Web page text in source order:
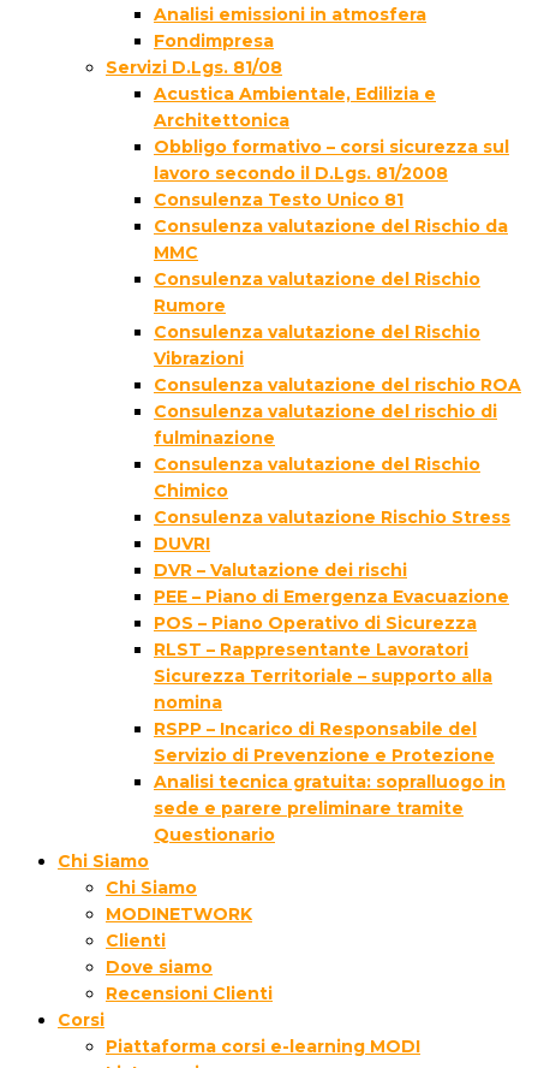
Analisi emissioni in atmosfera
Fondimpresa
Servizi D.Lgs. 81/08
Acustica Ambientale, Edilizia e
Architettonica
Obbligo formativo – corsi sicurezza sul
lavoro secondo il D.Lgs. 81/2008
Consulenza Testo Unico 81
Consulenza valutazione del Rischio da
MMC
Consulenza valutazione del Rischio
Rumore
Consulenza valutazione del Rischio
Vibrazioni
Consulenza valutazione del rischio ROA
Consulenza valutazione del rischio di
fulminazione
Consulenza valutazione del Rischio
Chimico
Consulenza valutazione Rischio Stress
DUVRI
DVR – Valutazione dei rischi
PEE – Piano di Emergenza Evacuazione
POS – Piano Operativo di Sicurezza
RLST – Rappresentante Lavoratori
Sicurezza Territoriale – supporto alla
nomina
RSPP – Incarico di Responsabile del
Servizio di Prevenzione e Protezione
Analisi tecnica gratuita: sopralluogo in
sede e parere preliminare tramite
Questionario
Chi Siamo
Chi Siamo
MODINETWORK
Clienti
Dove siamo
Recensioni Clienti
Corsi
Piattaforma corsi e-learning MODI